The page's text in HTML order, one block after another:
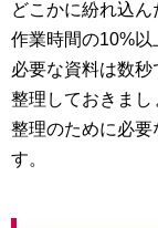
どこかに紛れ込ん
作業時間の10%以
必要な資料は数秒
整理しておきまし
整理のために必
す。